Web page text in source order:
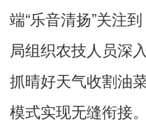
端“乐音清扬”关注
局组织农技人员深
抓晴好天气收割油
模式实现无缝衔接。